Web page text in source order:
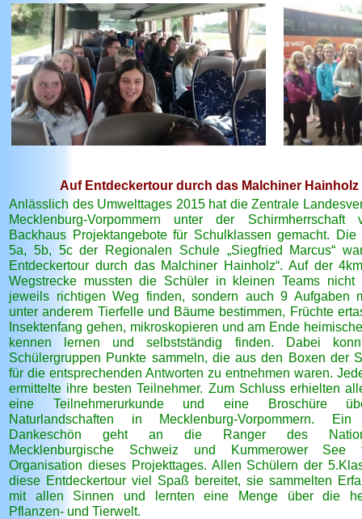
Auf Entdeckertour durch das Malchiner Hainholz
Anlässlich des Umwelttages 2015 hat die Zentrale
Mecklenburg-Vorpommern unter der
Backhaus Projektangebote für Schulklassen gemacht. Die
5a, 5b, 5c der Regionalen Schule „Siegfried Marcus“
Entdeckertour durch das Malchiner Hainholz“. Auf der
Wegstrecke mussten die Schüler in kleinen Teams nicht
jeweils richtigen Weg finden, sondern auch 9 Aufgaben
unter anderem Tierfelle und Bäume bestimmen, Früchte
Insektenfang gehen, mikroskopieren und am Ende
kennen lernen und selbstständig finden. Dabei
Schülergruppen Punkte sammeln, die aus den Boxen der
für die entsprechenden Antworten zu entnehmen waren.
ermittelte ihre besten Teilnehmer. Zum Schluss erhielten
eine Teilnehmerurkunde und eine Broschüre
Naturlandschaften in Mecklenburg-Vorpommern.
Dankeschön geht an die Ranger des
Mecklenburgische Schweiz und Kummerower
Organisation dieses Projekttages. Allen Schülern der
diese Entdeckertour viel Spaß bereitet, sie sammelten
mit allen Sinnen und lernten eine Menge über die
Pflanzen- und Tierwelt.